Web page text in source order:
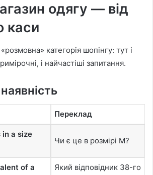
одягу — від
каси
категорія шопінгу: тут і
і найчастіші запитання.
Переклад
in a size
Чи є це в розмірі M?
of a
Який відповідник 38-го